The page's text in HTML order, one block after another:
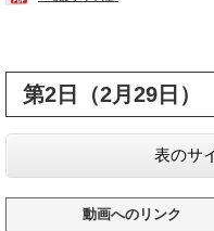
第2日（2月29日
表のサ
動画へのリンク